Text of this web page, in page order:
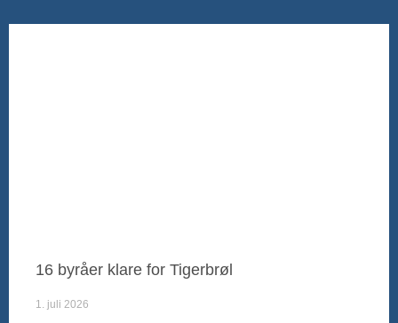
16 byråer klare for Tigerbrøl
1. juli 2026